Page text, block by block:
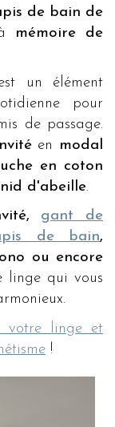
de bain de
mémoire de
un élément
pour
de passage.
en
modal
en coton
d'abeille.
gant de
de bain,
ou encore
linge qui vous
votre linge et
!